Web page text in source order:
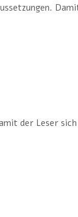
der Leser